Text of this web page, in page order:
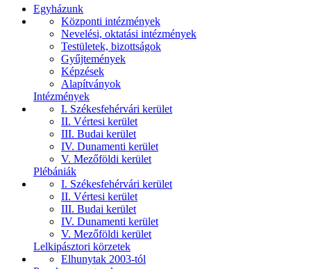
Egyházunk
Központi intézmények
Nevelési, oktatási intézmények
Testületek, bizottságok
Gyűjtemények
Képzések
Alapítványok
Intézmények
I. Székesfehérvári kerület
II. Vértesi kerület
III. Budai kerület
IV. Dunamenti kerület
V. Mezőföldi kerület
Plébániák
I. Székesfehérvári kerület
II. Vértesi kerület
III. Budai kerület
IV. Dunamenti kerület
V. Mezőföldi kerület
Lelkipásztori körzetek
Elhunytak 2003-tól